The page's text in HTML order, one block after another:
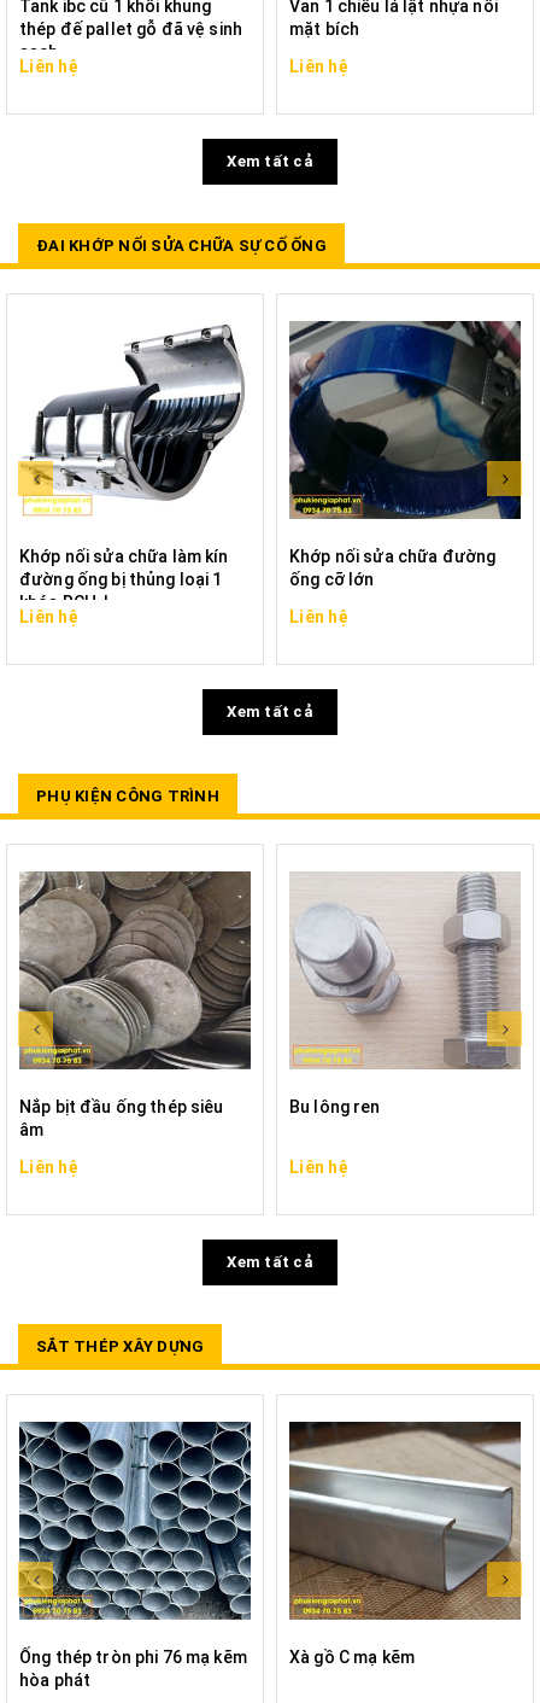
Tank ibc cũ 1 khối khung
thép đế pallet gỗ đã vệ sinh
sạch
Liên hệ
Van 1 chiều lá lật nhựa nối
mặt bích
Liên hệ
Xem tất cả
ĐAI KHỚP NỐI SỬA CHỮA SỰ CỐ ỐNG
Khớp nối sửa chữa làm kín
đường ống bị thủng loại 1
khóa RCH-L
Liên hệ
Khớp nối sửa chữa đường
ống cỡ lớn
Liên hệ
Xem tất cả
PHỤ KIỆN CÔNG TRÌNH
Nắp bịt đầu ống thép siêu
âm
Liên hệ
Bu lông ren
Liên hệ
Xem tất cả
SẮT THÉP XÂY DỰNG
Ống thép tròn phi 76 mạ kẽm
hòa phát
Xà gồ C mạ kẽm